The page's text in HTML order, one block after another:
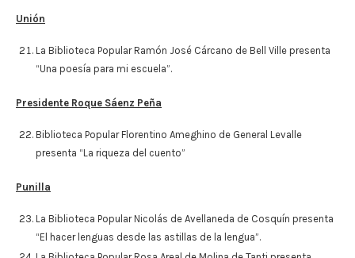
Unión
La Biblioteca Popular Ramón José Cárcano de Bell Ville presenta
“Una poesía para mi escuela”.
Presidente Roque Sáenz Peña
Biblioteca Popular Florentino Ameghino de General Levalle
presenta “La riqueza del cuento”
Punilla
La Biblioteca Popular Nicolás de Avellaneda de Cosquín presenta
“El hacer lenguas desde las astillas de la lengua”.